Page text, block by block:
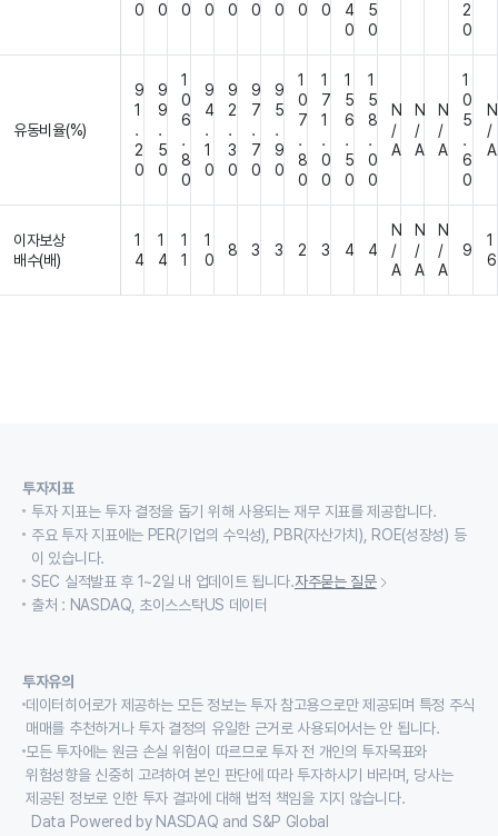
0
0
0
0
0
0
0
0
0
4
0
5
0
2
0
유동비율(%)
9
1
.
2
0
9
9
.
5
0
1
0
6
.
8
0
9
4
.
1
0
9
2
.
3
0
9
7
.
7
0
9
5
.
9
0
1
0
7
.
8
0
1
7
1
.
0
0
1
5
6
.
5
0
1
5
8
.
0
0
N
/
A
N
/
A
N
/
A
1
0
5
.
6
0
N
/
A
이자보상
배수(배)
1
4
1
4
1
1
1
0
8 3 3 2 3 4 4
N
/
A
N
/
A
N
/
A
9
1
6
투자지표
투자 지표는 투자 결정을 돕기 위해 사용되는 재무 지표를 제공합니다.
주요 투자 지표에는 PER(기업의 수익성), PBR(자산가치), ROE(성장성) 등
이 있습니다.
SEC 실적발표 후 1~2일 내 업데이트 됩니다.자주묻는 질문
출처 : NASDAQ, 초이스스탁US 데이터
투자유의
데이터히어로가 제공하는 모든 정보는 투자 참고용으로만 제공되며 특정 주식
매매를 추천하거나 투자 결정의 유일한 근거로 사용되어서는 안 됩니다.
모든 투자에는 원금 손실 위험이 따르므로 투자 전 개인의 투자목표와
위험성향을 신중히 고려하여 본인 판단에 따라 투자하시기 바라며, 당사는
제공된 정보로 인한 투자 결과에 대해 법적 책임을 지지 않습니다.
Data Powered by NASDAQ and S&P Global